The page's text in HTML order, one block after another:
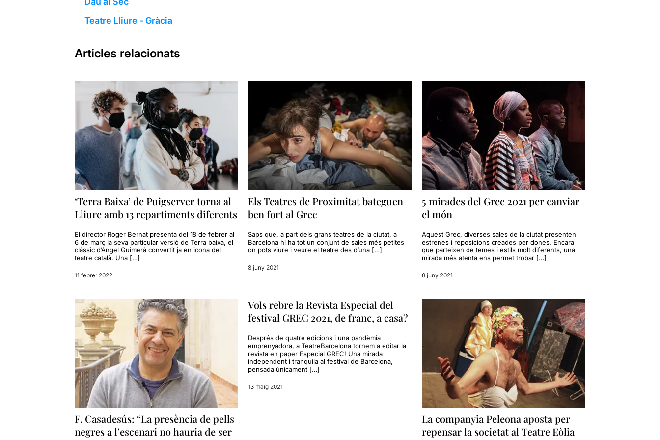
Teatre Lliure - Gràcia
Articles relacionats
‘Terra Baixa’ de Puigserver torna al
Lliure amb 13 repartiments diferents
El director Roger Bernat presenta del 18 de febrer al
6 de març la seva particular versió de Terra baixa, el
clàssic d’Àngel Guimerà convertit ja en icona del
teatre català. Una […]
11 febrer 2022
Els Teatres de Proximitat bateguen
ben fort al Grec
Saps que, a part dels grans teatres de la ciutat, a
Barcelona hi ha tot un conjunt de sales més petites
on pots viure i veure el teatre des d’una […]
8 juny 2021
5 mirades del Grec 2021 per canviar
el món
Aquest Grec, diverses sales de la ciutat presenten
estrenes i reposicions creades per dones. Encara
que parteixen de temes i estils molt diferents, una
mirada més atenta ens permet trobar […]
8 juny 2021
F. Casadesús: “La presència de pells
negres a l’escenari no hauria de ser
Vols rebre la Revista Especial del
festival GREC 2021, de franc, a casa?
Després de quatre edicions i una pandèmia
emprenyadora, a TeatreBarcelona tornem a editar la
revista en paper Especial GREC! Una mirada
independent i tranquila al festival de Barcelona,
pensada únicament […]
13 maig 2021
La companyia Peleona aposta per
repensar la societat al Teatre Eòlia